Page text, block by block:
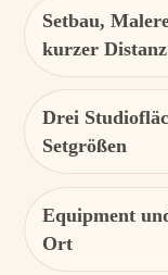
Setbau,
kurzer Distanz
Drei
Setgrößen
Equipment
Ort